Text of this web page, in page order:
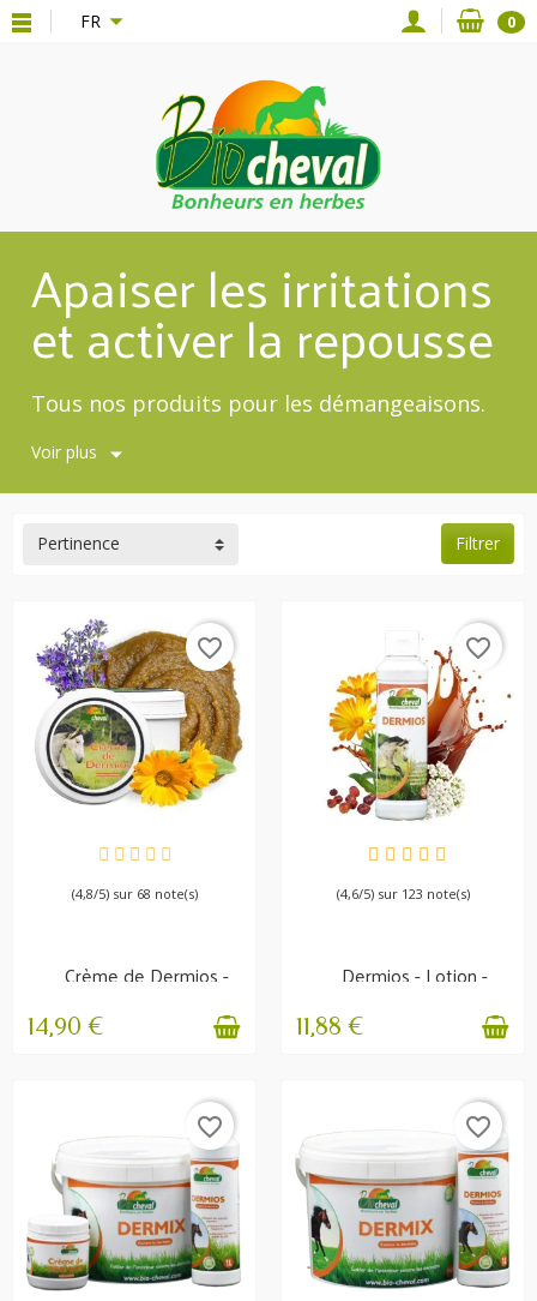
{**} FR 0
Apaiser les irritations
et activer la repousse
Tous nos produits pour les démangeaisons.
Voir plus
Filtrer
Pertinence
EN STOCK
favorite_border
(4,8/5) sur 68 note(s)
Crème de Dermios -
Démangeaisons
14,90 €
EN STOCK
favorite_border
(4,6/5) sur 123 note(s)
Dermios - Lotion -
Démangeaisons et...
11,88 €
favorite_border favorite_border